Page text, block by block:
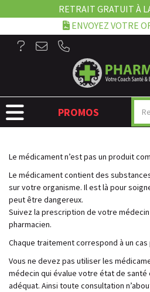
RETRAIT GRATUIT À
ENVOYEZ VOTRE
NAVIGATION
PROMOS
Le médicament n’est pas un produit
Le médicament contient des
sur votre organisme. Il est là pour
peut être dangereux.
Suivez la prescription de votre
pharmacien.
Chaque traitement correspond à un cas
Vous ne devez pas utiliser les
médecin qui évalue votre état de
adéquat. Ainsi toute consultation